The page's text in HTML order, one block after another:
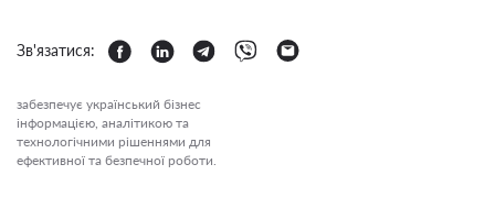
Зв'язатися:
забезпечує український бізнес
інформацією, аналітикою та
технологічними рішеннями для
ефективної та безпечної роботи.